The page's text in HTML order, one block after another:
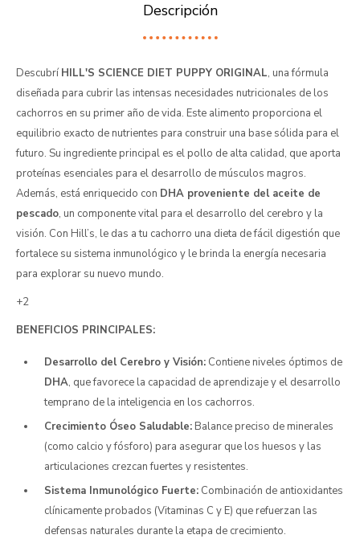
Descripción
DescubríHILL'S SCIENCE DIET PUPPY ORIGINAL, una fórmula
diseñada para cubrir las intensas necesidades nutricionales de los
cachorros en su primer año de vida. Este alimento proporciona el
equilibrio exacto de nutrientes para construir una base sólida para el
futuro. Su ingrediente principal es el pollo de alta calidad, que aporta
proteínas esenciales para el desarrollo de músculos magros.
Además, está enriquecido con DHA proveniente del aceite de
pescado, un componente vital para el desarrollo del cerebro y la
visión. Con Hill’s, le das a tu cachorro una dieta de fácil digestión que
fortalece su sistema inmunológico y le brinda la energía necesaria
para explorar su nuevo mundo.
+2
BENEFICIOS PRINCIPALES:
Desarrollo del Cerebro y Visión: Contiene niveles óptimos de
DHA, que favorece la capacidad de aprendizaje y el desarrollo
temprano de la inteligencia en los cachorros.
Crecimiento Óseo Saludable: Balance preciso de minerales
(como calcio y fósforo) para asegurar que los huesos y las
articulaciones crezcan fuertes y resistentes.
Sistema Inmunológico Fuerte: Combinación de antioxidantes
clínicamente probados (Vitaminas C y E) que refuerzan las
defensas naturales durante la etapa de crecimiento.